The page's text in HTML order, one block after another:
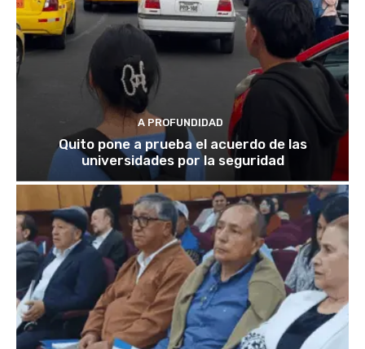
A PROFUNDIDAD
Quito pone a prueba el acuerdo de las
universidades por la seguridad